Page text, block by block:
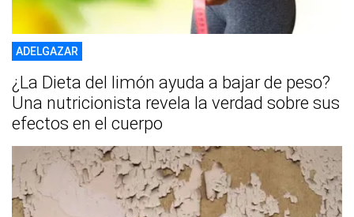
ADELGAZAR
¿La Dieta del limón ayuda a bajar de peso?
Una nutricionista revela la verdad sobre sus
efectos en el cuerpo